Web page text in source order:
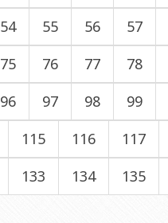
54 55 56 57
75 76 77 78
96 97 98 99
115 116 117
133 134 135